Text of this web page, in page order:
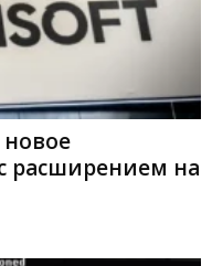
с расширением на